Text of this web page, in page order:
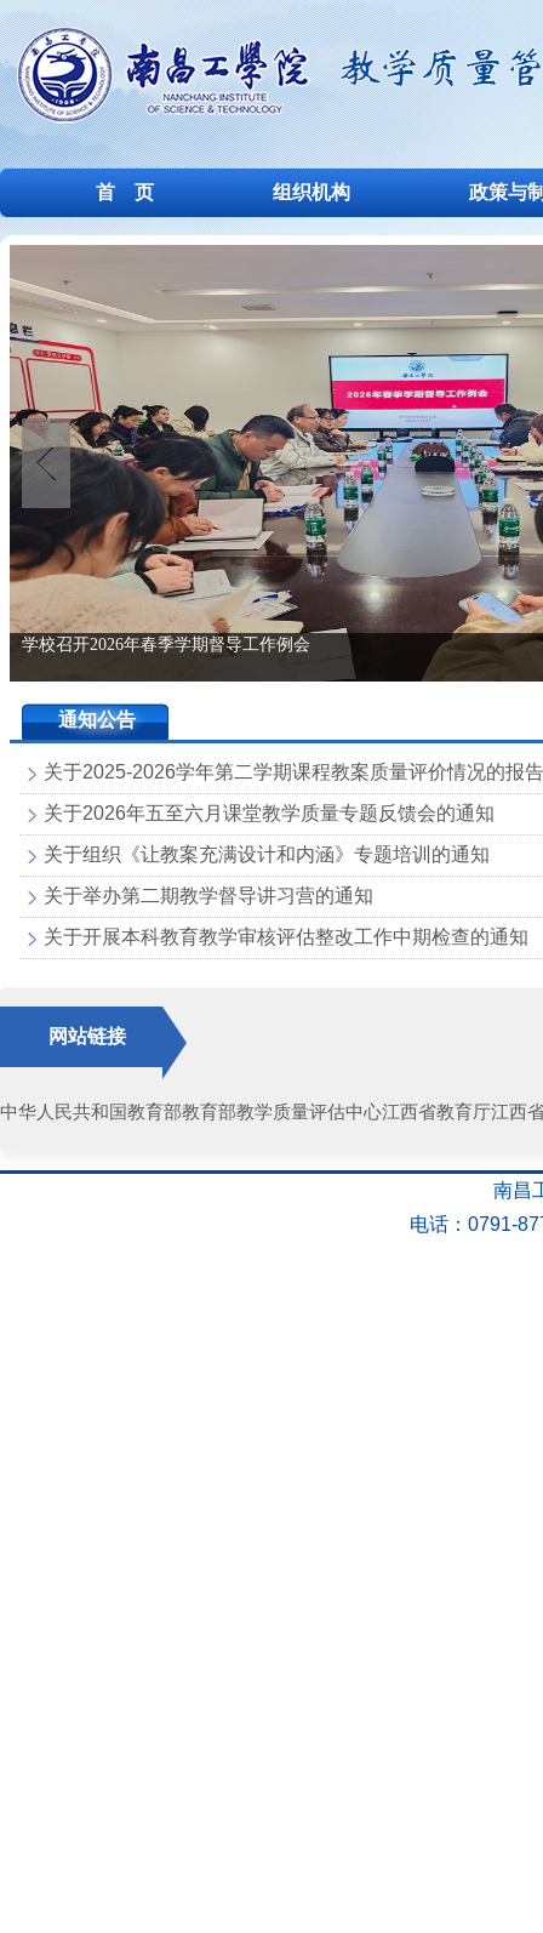
首 页 组织机构 政策与
学校召开2026年春季学期督导工作例会
通知公告
关于2025-2026学年第二学期课程教案质量评价情况的报告
关于2026年五至六月课堂教学质量专题反馈会的通知
关于组织《让教案充满设计和内涵》专题培训的通知
关于举办第二期教学督导讲习营的通知
关于开展本科教育教学审核评估整改工作中期检查的通知
网站链接
中华人民共和国教育部教育部教学质量评估中心江西省教育厅江西
南昌
电话：0791-